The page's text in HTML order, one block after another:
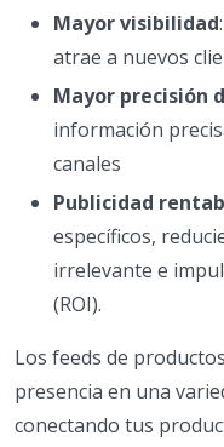
Mayor visibilidad
atrae a nuevos
Mayor precisión
información
canales
Publicidad
específicos,
irrelevante e
(ROI).
Los feeds de
presencia en una
conectando tus